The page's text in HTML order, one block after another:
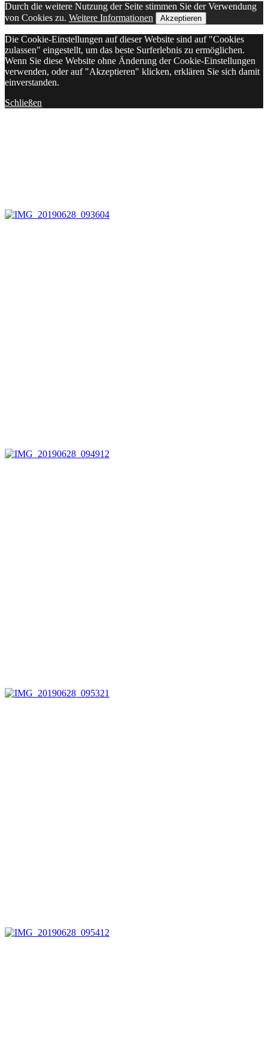
Durch die weitere Nutzung der Seite stimmen Sie der Verwendung
von Cookies zu. Weitere Informationen Akzeptieren
Die Cookie-Einstellungen auf dieser Website sind auf "Cookies
zulassen" eingestellt, um das beste Surferlebnis zu ermöglichen.
Wenn Sie diese Website ohne Änderung der Cookie-Einstellungen
verwenden, oder auf "Akzeptieren" klicken, erklären Sie sich damit
einverstanden.
Schließen